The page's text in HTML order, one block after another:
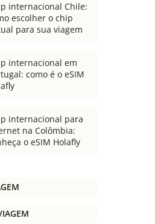
internacional Chile:
escolher o chip
para sua viagem
internacional em
como é o eSIM
internacional para
na Colômbia:
o eSIM Holafly